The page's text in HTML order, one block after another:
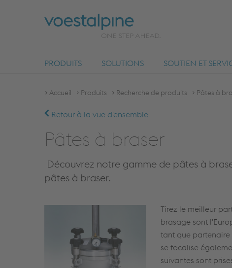
PRODUITS SOLUTIONS SOUTIEN ET
Accueil Produits Recherche de produits Pâtes à
Retour à la vue d'ensemble
Pâtes à braser
Découvrez notre gamme de pâtes à
pâtes à braser.
Tirez le meilleur
brasage sont
tant que
se focalise
suivantes sont